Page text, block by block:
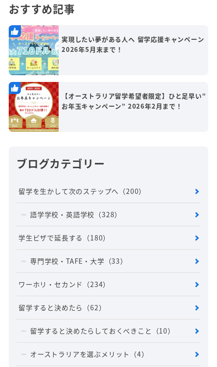
おすすめ記事
実現したい夢がある人へ 留学応援キャンペーン
2026年5月末まで！
【オーストラリア留学希望者限定】ひと足早い”
お年玉キャンペーン” 2026年2月まで！
ブログカテゴリー
留学を生かして次のステップへ （200）
語学学校・英語学校 （328）
学生ビザで延長する （180）
専門学校・TAFE・大学 （33）
ワーホリ・セカンド （234）
留学すると決めたら （62）
留学すると決めたらしておくべきこと （10）
オーストラリアを選ぶメリット （4）